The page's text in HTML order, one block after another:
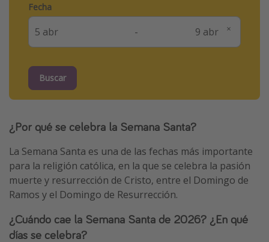
Fecha
-
Buscar
¿Por qué se celebra la Semana Santa?
La Semana Santa es una de las fechas más importante
para la religión católica, en la que se celebra la pasión
muerte y resurrección de Cristo, entre el Domingo de
Ramos y el Domingo de Resurrección.
¿Cuándo cae la Semana Santa de 2026? ¿En qué
días se celebra?